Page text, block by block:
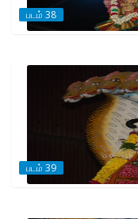
படம் 38
படம் 39